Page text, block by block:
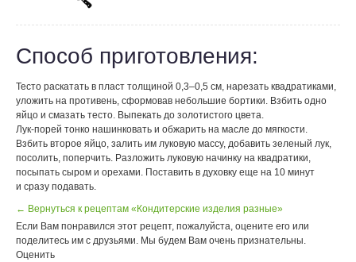
Способ приготовления:
Тесто раскатать в пласт толщиной 0,3–0,5 см, нарезать квадратиками,
уложить на противень, сформовав небольшие бортики. Взбить одно
яйцо и смазать тесто. Выпекать до золотистого цвета.
Лук-порей тонко нашинковать и обжарить на масле до мягкости.
Взбить второе яйцо, залить им луковую массу, добавить зеленый лук,
посолить, поперчить. Разложить луковую начинку на квадратики,
посыпать сыром и орехами. Поставить в духовку еще на 10 минут
и сразу подавать.
← Вернуться к рецептам «Кондитерские изделия разные»
Если Вам понравился этот рецепт, пожалуйста, оцените его или
поделитесь им с друзьями. Мы будем Вам очень признательны.
Оценить